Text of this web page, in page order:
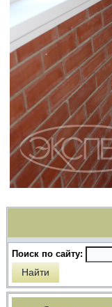
Поиск по сайту: